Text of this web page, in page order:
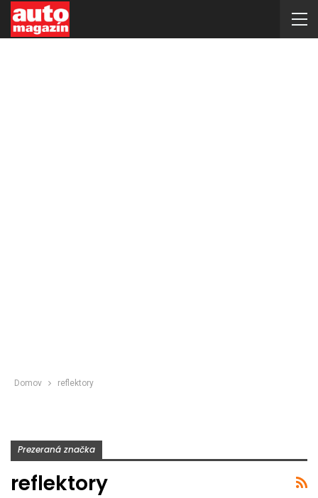
Domov reflektory
Prezeraná značka
reflektory